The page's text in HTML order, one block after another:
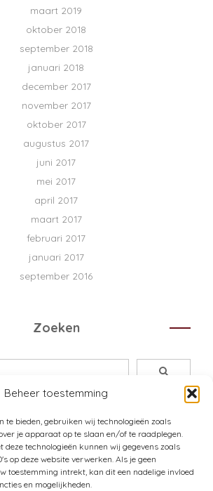
Beheer toestemming
te bieden, gebruiken wij technologieën zoals
je apparaat op te slaan en/of te raadplegen.
deze technologieën kunnen wij gegevens zoals
op deze website verwerken. Als je geen
toestemming intrekt, kan dit een nadelige invloed
en mogelijkheden.
maart 2019
oktober 2018
september 2018
januari 2018
december 2017
november 2017
oktober 2017
augustus 2017
juni 2017
mei 2017
april 2017
maart 2017
februari 2017
januari 2017
september 2016
Zoeken
Over Pura Passione